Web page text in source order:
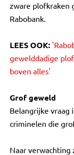
zware plofkraken
Rabobank.
LEES OOK:
gewelddadige
boven alles'
Grof geweld
Belangrijke vraag
criminelen die
Naar